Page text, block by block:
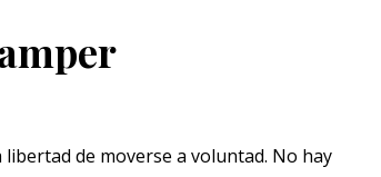
de moverse a voluntad. No hay